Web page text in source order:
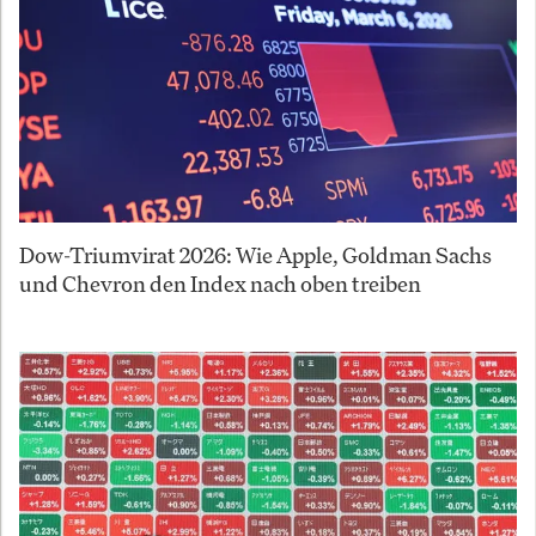
Dow-Triumvirat 2026: Wie Apple, Goldman Sachs
und Chevron den Index nach oben treiben